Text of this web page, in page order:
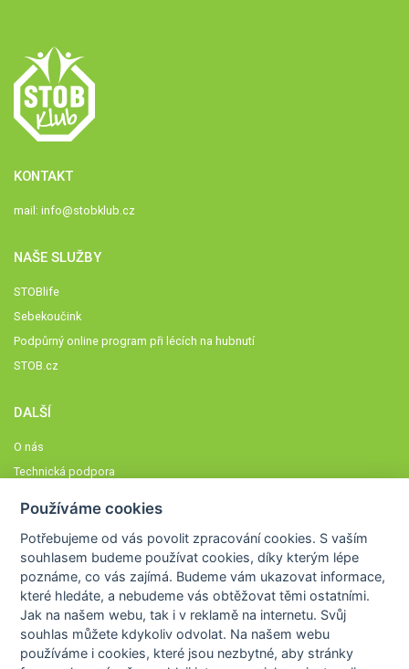
KONTAKT
mail: info@stobklub.cz
NAŠE SLUŽBY
STOBlife
Sebekoučink
Podpůrný online program při lécích na hubnutí
STOB.cz
DALŠÍ
O nás
Technická podpora
Členové STOBklubu
Zásady nakládání s osobními údaji
Otestujte se
Spočítejte si
Výzva 52
Používáme cookies
Potřebujeme od vás povolit zpracování cookies. S vaším
souhlasem budeme používat cookies, díky kterým lépe
poznáme,co vás zajímá. Budeme vám ukazovat informace,
které hledáte, a nebudeme vás obtěžovat těmi ostatními.
Jak na našem webu, tak i v reklamě na internetu. Svůj
souhlas můžete kdykoliv odvolat. Na našem webu
používáme i cookies, které jsou nezbytné, aby stránky